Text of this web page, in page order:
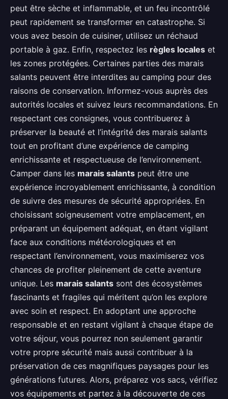
peut être sèche et inflammable, et un feu incontrôlé
peut rapidement se transformer en catastrophe. Si
vous avez besoin de cuisiner, utilisez un réchaud
portable à gaz. Enfin, respectez les règles locales et
les zones protégées. Certaines parties des marais
salants peuvent être interdites au camping pour des
raisons de conservation. Informez-vous auprès des
autorités locales et suivez leurs recommandations. En
respectant ces consignes, vous contribuerez à
préserver la beauté et l’intégrité des marais salants
tout en profitant d’une expérience de camping
enrichissante et respectueuse de l’environnement.
Camper dans les marais salants peut être une
expérience incroyablement enrichissante, à condition
de suivre des mesures de sécurité appropriées. En
choisissant soigneusement votre emplacement, en
préparant un équipement adéquat, en étant vigilant
face aux conditions météorologiques et en
respectant l’environnement, vous maximiserez vos
chances de profiter pleinement de cette aventure
unique. Les marais salants sont des écosystèmes
fascinants et fragiles qui méritent qu’on les explore
avec soin et respect. En adoptant une approche
responsable et en restant vigilant à chaque étape de
votre séjour, vous pourrez non seulement garantir
votre propre sécurité mais aussi contribuer à la
préservation de ces magnifiques paysages pour les
générations futures. Alors, préparez vos sacs, vérifiez
vos équipements et partez à la découverte de ces